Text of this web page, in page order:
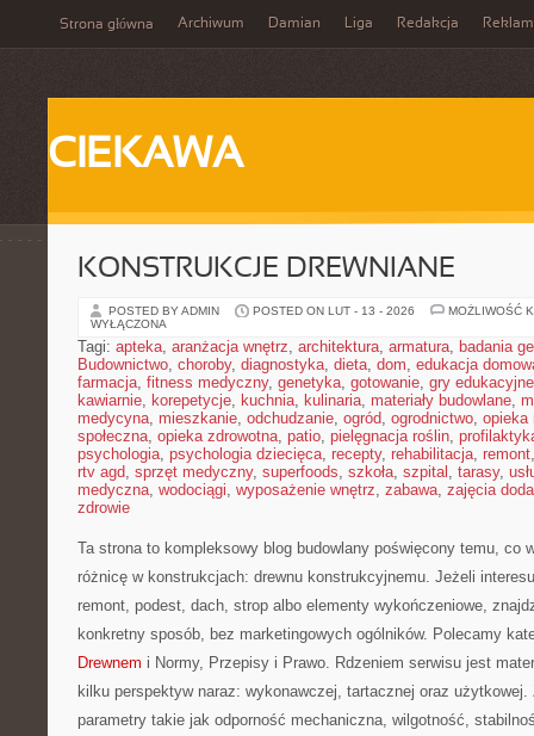
Strona główna Archiwum Damian Liga Redakcja
CIEKAWA
KONSTRUKCJE DREWNIANE
POSTED BY ADMIN POSTED ON LUT - 13 - 2026
MOŻLIWOŚĆ
WYŁĄCZONA
Tagi: apteka, aranżacja wnętrz, architektura, armatura, badania
Budownictwo, choroby, diagnostyka, dieta, dom, edukacja
farmacja, fitness medyczny, genetyka, gotowanie, gry edukacyjne
kawiarnie, korepetycje, kuchnia, kulinaria, materiały budowlane,
medycyna, mieszkanie, odchudzanie, ogród, ogrodnictwo, opieka
społeczna, opieka zdrowotna, patio, pielęgnacja roślin,
psychologia, psychologia dziecięca, recepty, rehabilitacja, remont
rtv agd, sprzęt medyczny, superfoods, szkoła, szpital , tarasy,
medyczna, wodociągi, wyposażenie wnętrz, zabawa, zajęcia
zdrowie
Ta strona to kompleksowy blog budowlany poświęcony temu, co
różnicę w konstrukcjach: drewnu konstrukcyjnemu. Jeżeli
remont, podest, dach, strop albo elementy wykończeniowe,
konkretny sposób, bez marketingowych ogólników. Polecamy
Drewnem i Normy, Przepisy i Prawo. Rdzeniem serwisu jest
kilku perspektyw naraz: wykonawczej, tartacznej oraz
parametry takie jak odporność mechaniczna, wilgotność,